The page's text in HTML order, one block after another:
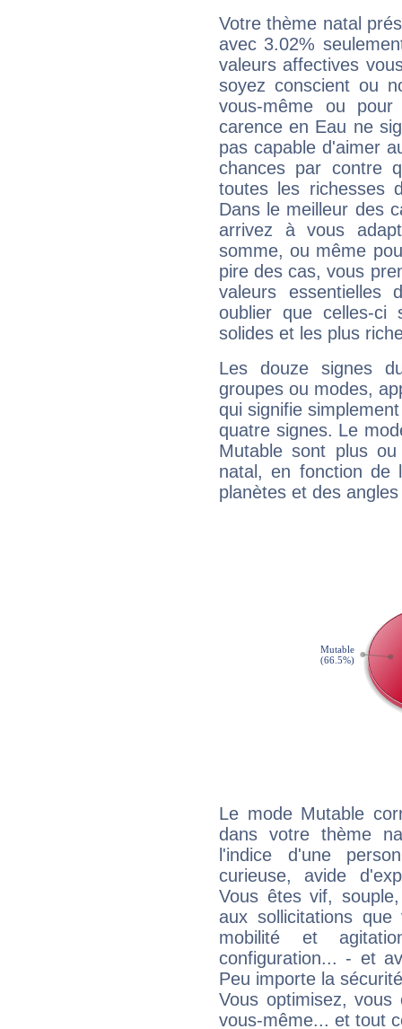
Votre thème natal
avec 3.02%
valeurs affectives
soyez conscient ou
vous-même ou
carence en Eau ne
pas capable d'aimer
chances par contre
toutes les richesses
Dans le meilleur des
arrivez à vous
somme, ou même
pire des cas, vous
valeurs
oublier que celles-
solides et les plus
Les douze signes
groupes ou modes,
qui signifie
quatre signes. Le
Mutable sont plus
natal, en fonction de
planètes et des
Le mode Mutable
dans votre thème
l'indice d'une
curieuse, avide
Vous êtes vif,
aux sollicitations
mobilité et
configuration... - et
Peu importe la
Vous optimisez, vous
vous-même... et tout